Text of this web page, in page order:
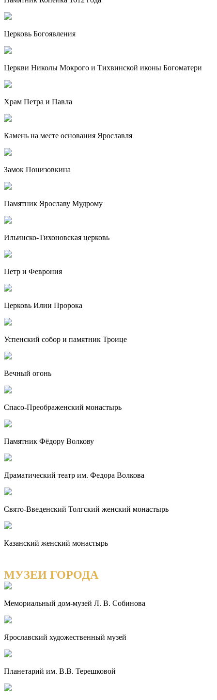
Церковь Богоявления
Церкви Николы Мокрого и Тихвинской иконы Богоматери
Храм Петра и Павла
Камень на месте основания Ярославля
Замок Понизовкина
Памятник Ярославу Мудрому
Ильинско-Тихоновская церковь
Петр и Феврония
Церковь Илии Пророка
Успенский собор и памятник Троице
Вечный огонь
Спасо-Преображенский монастырь
Памятник Фёдору Волкову
Драматический театр им. Федора Волкова
Свято-Введенский Толгский женский монастырь
Казанский женский монастырь
МУЗЕИ ГОРОДА
Мемориальный дом-музей Л. В. Собинова
Ярославский художественный музей
Планетарий им. В.В. Терешковой